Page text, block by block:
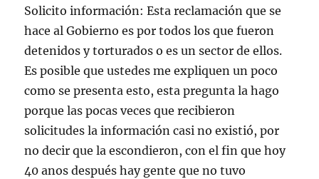
Solicito información: Esta reclamación que se
hace al Gobierno es por todos los que fueron
detenidos y torturados o es un sector de ellos.
Es posible que ustedes me expliquen un poco
como se presenta esto, esta pregunta la hago
porque las pocas veces que recibieron
solicitudes la información casi no existió, por
no decir que la escondieron, con el fin que hoy
40 anos después hay gente que no tuvo